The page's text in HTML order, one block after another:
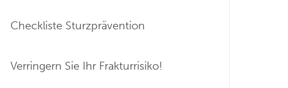
Checkliste Sturzprävention
Verringern Sie Ihr Frakturrisiko!